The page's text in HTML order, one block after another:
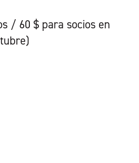
/ 60 $ para socios en